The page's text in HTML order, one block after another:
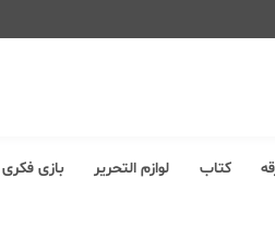
کتاب لوازم التحریر بازی فکری